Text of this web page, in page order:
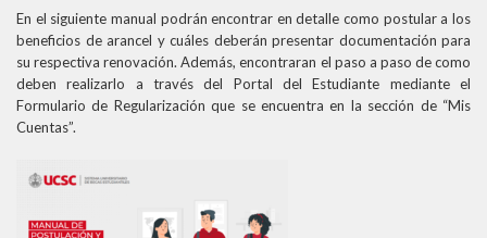
En el siguiente manual podrán encontrar en detalle como postular a los
beneficios de arancel y cuáles deberán presentar documentación para
su respectiva renovación. Además, encontraran el paso a paso de como
deben realizarlo a través del Portal del Estudiante mediante el
Formulario de Regularización que se encuentra en la sección de “Mis
Cuentas”.